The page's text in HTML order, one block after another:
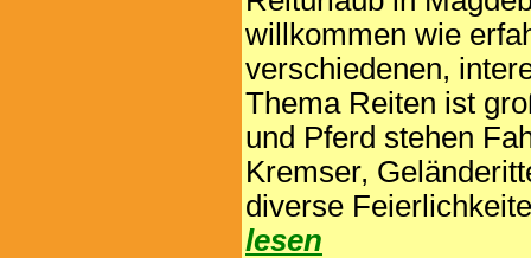
willkommen wie
verschiedenen,
Thema Reiten ist
und Pferd stehen
Kremser,
diverse
lesen